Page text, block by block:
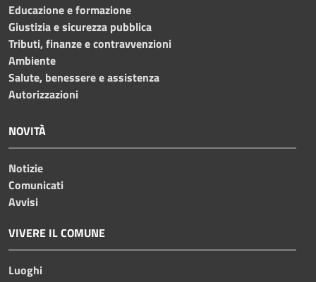
Educazione e formazione
Giustizia e sicurezza pubblica
Tributi, finanze e contravvenzioni
Ambiente
Salute, benessere e assistenza
Autorizzazioni
NOVITÀ
Notizie
Comunicati
Avvisi
VIVERE IL COMUNE
Luoghi